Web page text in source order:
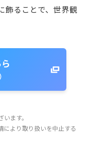
飾ることで、世界観
ます。
により取り扱いを中止する